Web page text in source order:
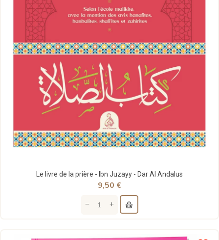
Le livre de la prière - Ibn Juzayy - Dar Al Andalus
9,50 €